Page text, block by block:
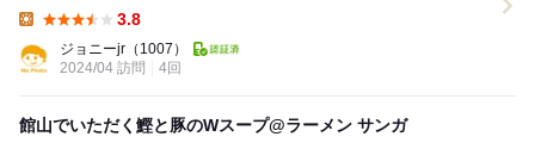
3.8
ジョニーjr （1007）
2024/04 訪問
4回
館山でいただく鰹と豚のWスープ@ラーメン サンガ